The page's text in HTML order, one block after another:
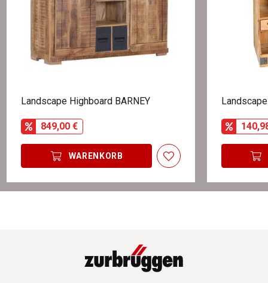
Landscape Highboard BARNEY
849,00 €
WARENKORB